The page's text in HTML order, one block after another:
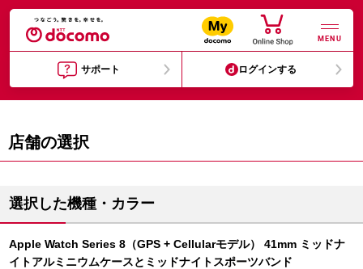
MENU
サポート ログインする
店舗の選択
選択した機種・カラー
Apple Watch Series 8（GPS + Cellularモデル） 41mm ミッドナ
イトアルミニウムケースとミッドナイトスポーツバンド